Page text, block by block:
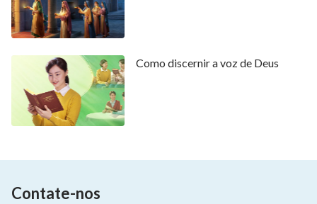
Como discernir a voz de Deus
Contate-nos